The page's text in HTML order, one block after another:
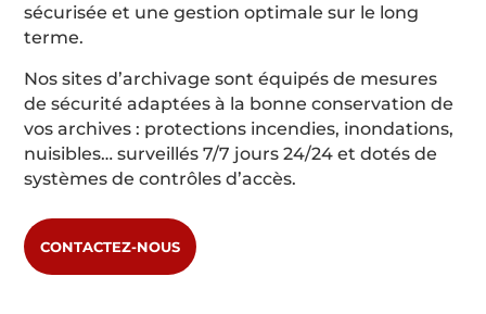
sécurisée et une gestion optimale sur le long
terme.
Nos sites d’archivage sont équipés de mesures
de sécurité adaptées à la bonne conservation de
vos archives : protections incendies, inondations,
nuisibles… surveillés 7/7 jours 24/24 et dotés de
systèmes de contrôles d’accès.
CONTACTEZ-NOUS